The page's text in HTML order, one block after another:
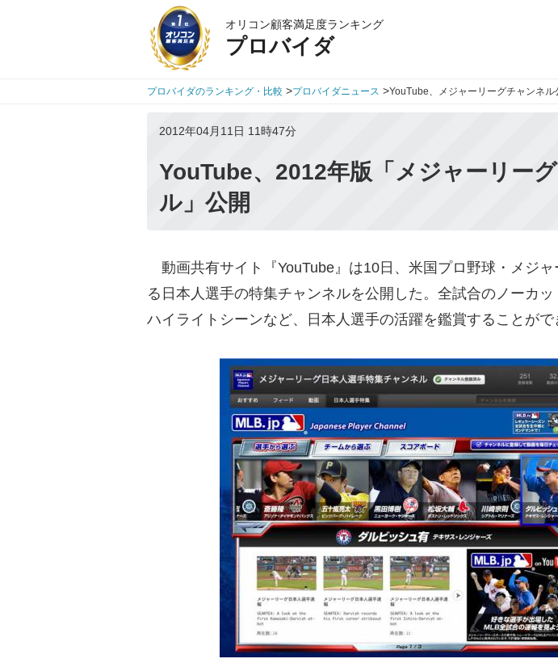
オリコン顧客満足度ランキング
プロバイダ
プロバイダのランキング・比較 >プロバイダニュース >YouTube、メジャーリーグチャンネル
2012年04月11日 11時47分
YouTube、2012年版「メジャーリー
ル」公開
動画共有サイト『YouTube』は10日、米国プロ野球・メジャ
る日本人選手の特集チャンネルを公開した。全試合のノーカ
ハイライトシーンなど、日本人選手の活躍を鑑賞することがで